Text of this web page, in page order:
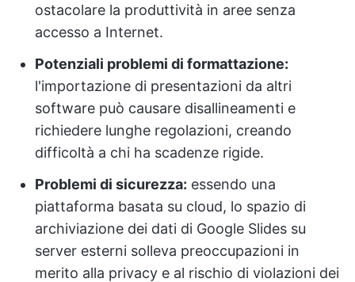
ostacolare la produttività in aree senza
accesso a Internet.
Potenziali problemi di formattazione:
l'importazione di presentazioni da altri
software può causare disallineamenti e
richiedere lunghe regolazioni, creando
difficoltà a chi ha scadenze rigide.
Problemi di sicurezza: essendo una
piattaforma basata su cloud, lo spazio di
archiviazione dei dati di Google Slides su
server esterni solleva preoccupazioni in
merito alla privacy e al rischio di violazioni dei